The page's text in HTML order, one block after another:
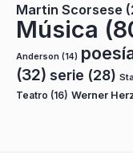
Martin Scorsese
Música
Anderson (14)
(32) serie (28)
Teatro (16) Werner